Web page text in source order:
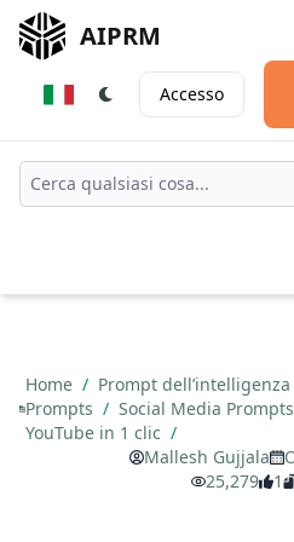
AIPRM
Accesso
Home / Prompt
Prompts / Social Media Prompts
YouTube in 1 clic /
Mallesh Gujjala
25,279
1